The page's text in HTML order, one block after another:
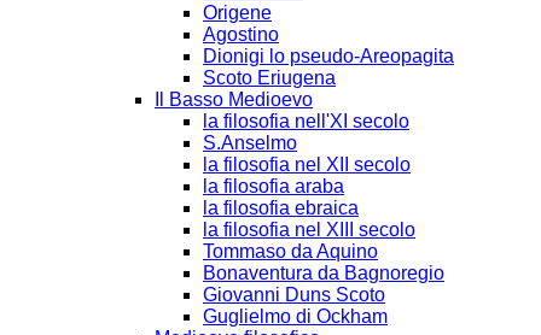
Origene
Agostino
Dionigi lo pseudo-Areopagita
Scoto Eriugena
Il Basso Medioevo
la filosofia nell'XI secolo
S.Anselmo
la filosofia nel XII secolo
la filosofia araba
la filosofia ebraica
la filosofia nel XIII secolo
Tommaso da Aquino
Bonaventura da Bagnoregio
Giovanni Duns Scoto
Guglielmo di Ockham